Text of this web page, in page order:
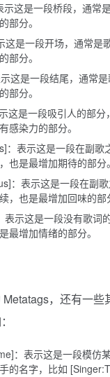
示这是一段桥段，通常
部分。
这是一段开场，通常是
部分。
这是一段结尾，通常是
部分。
这是一段吸引人的部分
感染力的部分。
：表示这是一段在副歌
也是最增加期待的部分。
：表示这是一段在副
，也是最增加回味的部
表示这是一段没有歌词
最增加情绪的部分。
，还有一些
：表示这是一段模仿
的名字，比如